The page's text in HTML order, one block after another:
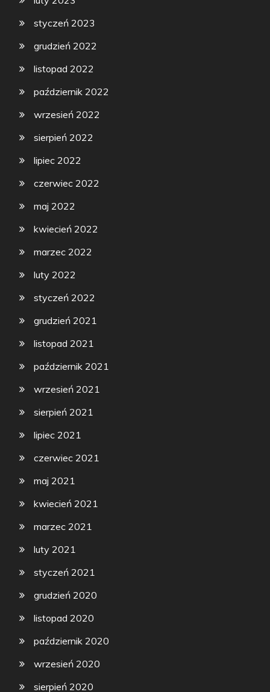
styczeń 2023
grudzień 2022
listopad 2022
październik 2022
wrzesień 2022
sierpień 2022
lipiec 2022
czerwiec 2022
maj 2022
kwiecień 2022
marzec 2022
luty 2022
styczeń 2022
grudzień 2021
listopad 2021
październik 2021
wrzesień 2021
sierpień 2021
lipiec 2021
czerwiec 2021
maj 2021
kwiecień 2021
marzec 2021
luty 2021
styczeń 2021
grudzień 2020
listopad 2020
październik 2020
wrzesień 2020
sierpień 2020